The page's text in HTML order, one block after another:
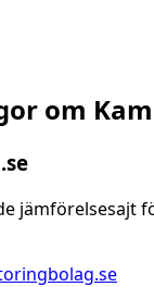
om
jämförelsesajt